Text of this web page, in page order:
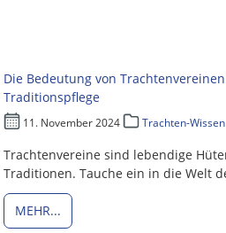
Die Bedeutung von
Traditionspflege
11. November 2024 Trachten-Wissen
Trachtenvereine sind lebendige
Traditionen. Tauche ein in die Welt
MEHR...